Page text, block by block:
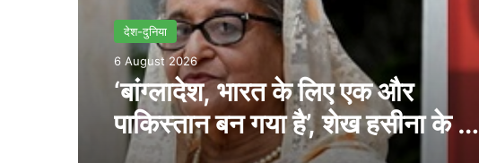
देश-दुनिया
6 August 2026
‘बांग्लादेश, भारत के लिए एक और
पाकिस्तान बन गया है’, शेख हसीना के बेटे
सजीब वाजेद ने दी चेतावनी